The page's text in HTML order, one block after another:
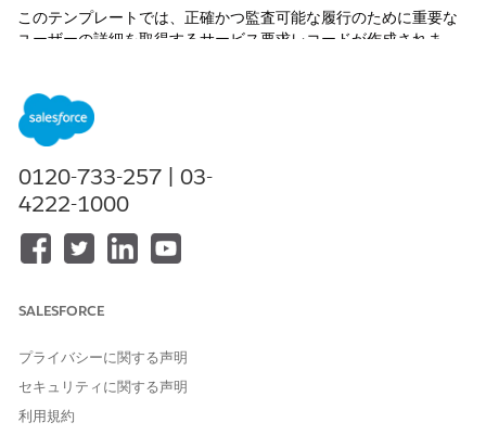
このテンプレートでは、正確かつ監査可能な履行のために重要な
ユーザーの詳細を取得するサービス要求レコードが作成されま
受入属性
このテンプレートの受入フォームでは、従業員から次の詳細を取
得します: 免責事項、召喚状ドキュメント、バックアップまたは補
償プラン、開始日、終了予定日、裁判所情報、件名、ケース発生
源。
履行と統合
インテグレーションは含まれません。マネージャーの承認ルーテ
ングロジックと履行ワークフローを定義します。
0120-733-257 | 03-
4222-1000
SALESFORCE
プライバシーに関する声明
セキュリティに関する声明
利用規約